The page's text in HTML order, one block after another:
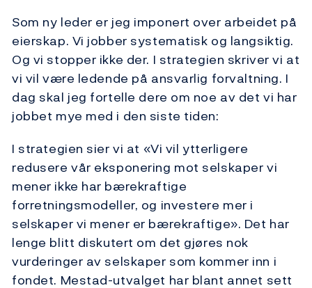
Som ny leder er jeg imponert over arbeidet på
eierskap. Vi jobber systematisk og langsiktig.
Og vi stopper ikke der. I strategien skriver vi at
vi vil være ledende på ansvarlig forvaltning. I
dag skal jeg fortelle dere om noe av det vi har
jobbet mye med i den siste tiden:
I strategien sier vi at «Vi vil ytterligere
redusere vår eksponering mot selskaper vi
mener ikke har bærekraftige
forretningsmodeller, og investere mer i
selskaper vi mener er bærekraftige». Det har
lenge blitt diskutert om det gjøres nok
vurderinger av selskaper som kommer inn i
fondet. Mestad-utvalget har blant annet sett